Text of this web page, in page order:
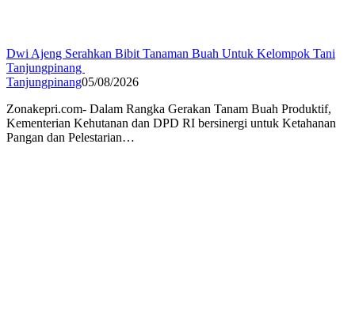
Dwi Ajeng Serahkan Bibit Tanaman Buah Untuk Kelompok Tani
Tanjungpinang
Tanjungpinang05/08/2026
Zonakepri.com- Dalam Rangka Gerakan Tanam Buah Produktif,
Kementerian Kehutanan dan DPD RI bersinergi untuk Ketahanan
Pangan dan Pelestarian…